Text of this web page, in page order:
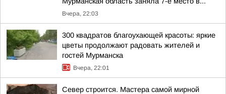
Вчера, 22:03
300 квадратов благоухающей красоты: яркие
цветы продолжают радовать жителей и
гостей Мурманска
Вчера, 22:01
Север строится. Мастера самой мирной